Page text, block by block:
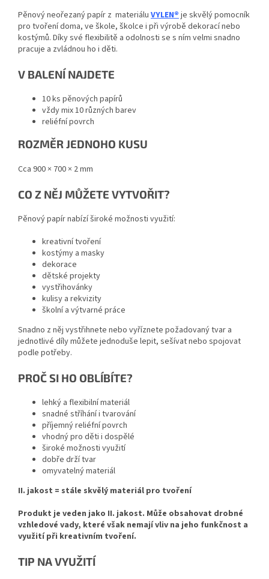
Pěnový neořezaný papír z materiálu VYLEN® je skvělý pomocník
pro tvoření doma, ve škole, školce i při výrobě dekorací nebo
kostýmů. Díky své flexibilitě a odolnosti se s ním velmi snadno
pracuje a zvládnou ho i děti.
V BALENÍ NAJDETE
10 ks pěnových papírů
vždy mix 10 různých barev
reliéfní povrch
ROZMĚR JEDNOHO KUSU
Cca 900 × 700 × 2 mm
CO Z NĚJ MŮŽETE VYTVOŘIT?
Pěnový papír nabízí široké možnosti využití:
kreativní tvoření
kostýmy a masky
dekorace
dětské projekty
vystřihovánky
kulisy a rekvizity
školní a výtvarné práce
Snadno z něj vystřihnete nebo vyříznete požadovaný tvar a
jednotlivé díly můžete jednoduše lepit, sešívat nebo spojovat
podle potřeby.
PROČ SI HO OBLÍBÍTE?
lehký a flexibilní materiál
snadné stříhání i tvarování
příjemný reliéfní povrch
vhodný pro děti i dospělé
široké možnosti využití
dobře drží tvar
omyvatelný materiál
II. jakost = stále skvělý materiál pro tvoření
Produkt je veden jako II. jakost. Může obsahovat drobné
vzhledové vady, které však nemají vliv na jeho funkčnost a
využití při kreativním tvoření.
TIP NA VYUŽITÍ